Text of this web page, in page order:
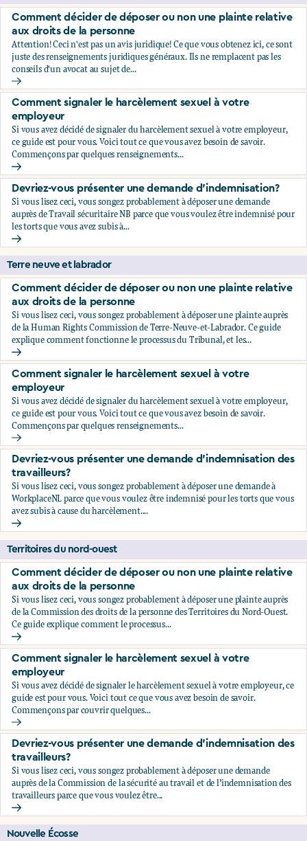
Comment décider de déposer ou non une plainte relative
aux droits de la personne
Attention! Ceci n'est pas un avis juridique! Ce que vous obtenez ici, ce sont
juste des renseignements juridiques généraux. Ils ne remplacent pas les
conseils d'un avocat au sujet de...
Comment décider de déposer ou non une plainte relative
Comment signaler le harcèlement sexuel à votre
employeur
Si vous avez décidé de signaler du harcèlement sexuel à votre employeur,
ce guide est pour vous. Voici tout ce que vous avez besoin de savoir.
Commençons par quelques renseignements...
Comment signaler le harcèlement sexuel à votre employeur
Devriez-vous présenter une demande d'indemnisation?
Si vous lisez ceci, vous songez probablement à déposer une demande
auprès de Travail sécuritaire NB parce que vous voulez être indemnisé pour
les torts que vous avez subis à...
Devriez-vous présenter une demande d'indemnisation?
Terre neuve et labrador
Comment décider de déposer ou non une plainte relative
aux droits de la personne
Si vous lisez ceci, vous songez probablement à déposer une plainte auprès
de la Human Rights Commission de Terre-Neuve-et-Labrador. Ce guide
explique comment fonctionne le processus du Tribunal, et les...
Comment décider de déposer ou non une plainte relative
Comment signaler le harcèlement sexuel à votre
employeur
Si vous avez décidé de signaler du harcèlement sexuel à votre employeur,
ce guide est pour vous. Voici tout ce que vous avez besoin de savoir.
Commençons par quelques renseignements...
Comment signaler le harcèlement sexuel à votre employeur
Devriez-vous présenter une demande d’indemnisation des
travailleurs?
Si vous lisez ceci, vous songez probablement à déposer une demande à
WorkplaceNL parce que vous voulez être indemnisé pour les torts que vous
avez subis à cause du harcèlement....
Devriez-vous présenter une demande d’indemnisation des
Territoires du nord-ouest
Comment décider de déposer ou non une plainte relative
aux droits de la personne
Si vous lisez ceci, vous songez probablement à déposer une plainte auprès
de la Commission des droits de la personne des Territoires du Nord-Ouest.
Ce guide explique comment le processus...
Comment décider de déposer ou non une plainte relative
Comment signaler le harcèlement sexuel à votre
employeur
Si vous avez décidé de signaler le harcèlement sexuel à votre employeur, ce
guide est pour vous. Voici tout ce que vous avez besoin de savoir.
Commençons par couvrir quelques...
Comment signaler le harcèlement sexuel à votre employeur
Devriez-vous présenter une demande d’indemnisation des
travailleurs?
Si vous lisez ceci, vous songez probablement à déposer une demande
auprès de la Commission de la sécurité au travail et de l’indemnisation des
travailleurs parce que vous voulez être...
Devriez-vous présenter une demande d’indemnisation des
Nouvelle Écosse